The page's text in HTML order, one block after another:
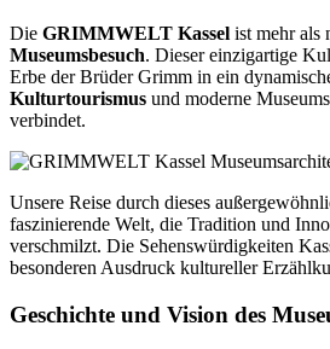
Die GRIMMWELT Kassel ist mehr als
Museumsbesuch. Dieser einzigartige
Erbe der Brüder Grimm in ein
Kulturtourismus und moderne
verbindet.
Unsere Reise durch dieses
faszinierende Welt, die Tradition und
verschmilzt. Die Sehenswürdigkeiten
besonderen Ausdruck kultureller
Geschichte und Vision des